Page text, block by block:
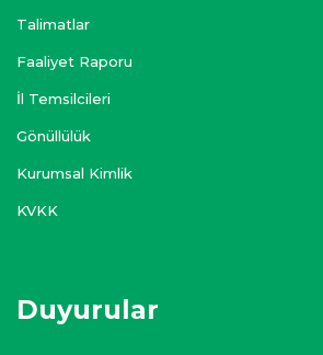
Talimatlar
Faaliyet Raporu
İl Temsilcileri
Gönüllülük
Kurumsal Kimlik
KVKK
Duyurular